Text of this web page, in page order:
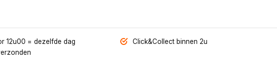
12u00 = dezelfde dag
Click&Collect binnen 2u